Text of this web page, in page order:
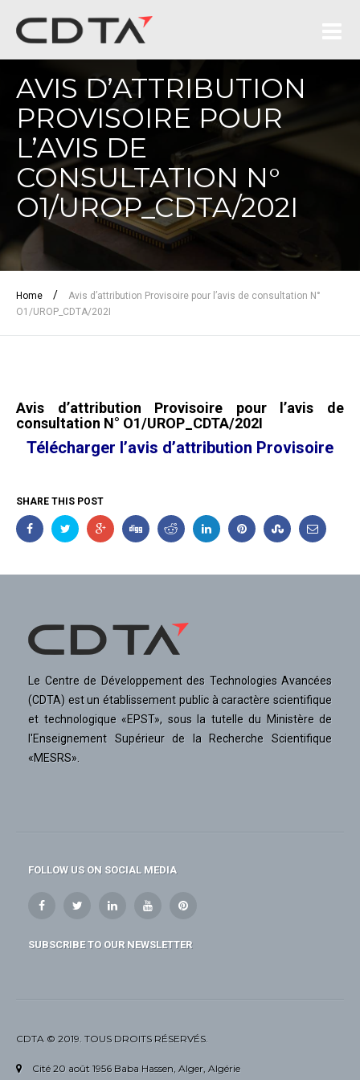
AVIS D’ATTRIBUTION
PROVISOIRE POUR
L’AVIS DE
CONSULTATION N°
O1/UROP_CDTA/202I
Home /
Avis d’attribution Provisoire pour l’avis de consultation N°
O1/UROP_CDTA/202I
Avis d’attribution Provisoire pour l’avis de
consultation N° O1/UROP_CDTA/202I
Télécharger l’avis d’attribution Provisoire
SHARE THIS POST
Le Centre de Développement des Technologies Avancées
(CDTA) est un établissement public à caractère scientifique
et technologique «EPST», sous la tutelle du Ministère de
l'Enseignement Supérieur de la Recherche Scientifique
«MESRS».
FOLLOW US ON SOCIAL MEDIA
SUBSCRIBE TO OUR NEWSLETTER
CDTA © 2019. TOUS DROITS RÉSERVÉS.
Cité 20 août 1956 Baba Hassen, Alger, Algérie